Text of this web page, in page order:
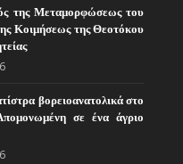
της Μεταμορφώσεως του
Κοιμήσεως της Θεοτόκου
βορειοανατολικά στο
σε ένα άγριο